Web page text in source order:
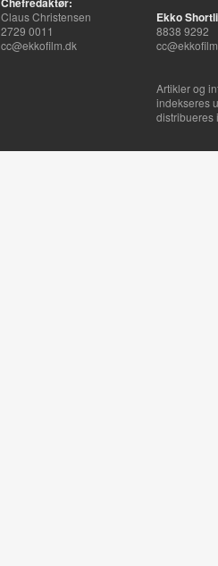
Claus Christensen
2729 0011
cc@ekkofilm.dk
Ekko
8838 9292
Artikler og
indekseres
distribueres